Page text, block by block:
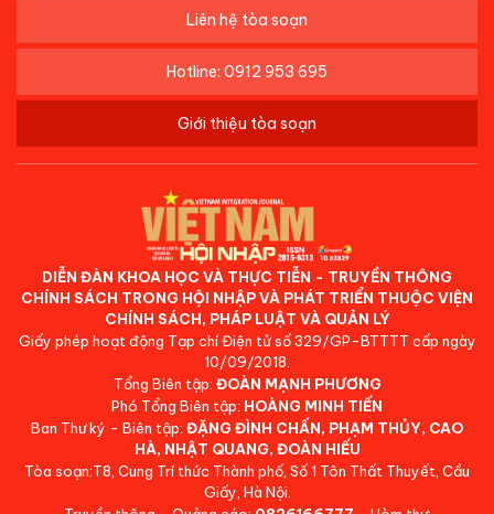
Liên hệ tòa soạn
Hotline: 0912 953 695
Giới thiệu tòa soạn
DIỄN ĐÀN KHOA HỌC VÀ THỰC TIỄN - TRUYỀN THÔNG
CHÍNH SÁCH TRONG HỘI NHẬP VÀ PHÁT TRIỂN THUỘC VIỆN
CHÍNH SÁCH, PHÁP LUẬT VÀ QUẢN LÝ
Giấy phép hoạt động Tạp chí Điện tử số 329/GP-BTTTT cấp ngày
10/09/2018.
Tổng Biên tập: ĐOÀN MẠNH PHƯƠNG
Phó Tổng Biên tập: HOÀNG MINH TIẾN
Ban Thư ký - Biên tập: ĐẶNG ĐÌNH CHẤN, PHẠM THỦY, CAO
HÀ, NHẬT QUANG, ĐOÀN HIẾU
Tòa soạn:T8, Cung Trí thức Thành phố, Số 1 Tôn Thất Thuyết, Cầu
Giấy, Hà Nội.